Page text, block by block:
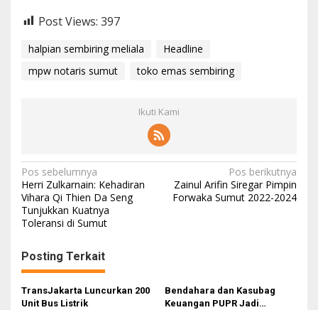
Post Views: 397
halpian sembiring meliala
Headline
mpw notaris sumut
toko emas sembiring
Ikuti Kami
N
a
v
g
a
s
Pos sebelumnya
Herri Zulkarnain: Kehadiran
Vihara Qi Thien Da Seng
Tunjukkan Kuatnya
Toleransi di Sumut
Pos berikutnya
Zainul Arifin Siregar Pimpin
Forwaka Sumut 2022-2024
Posting Terkait
TransJakarta Luncurkan 200
Unit Bus Listrik
Bendahara dan Kasubag
Keuangan PUPR Jadi